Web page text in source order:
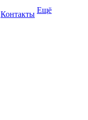
Контакты Ещё